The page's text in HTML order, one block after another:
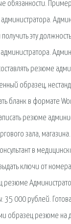
обязанности.
эту
резюме
образец,
бланк в формате
резюме
зала,
в
ключи от
резюме
35 000 рублей.
образец резюме на